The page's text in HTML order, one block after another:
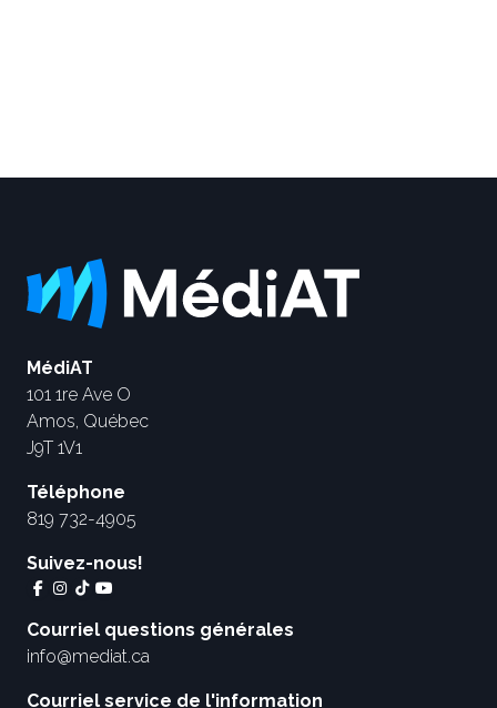
MédiAT
101 1re Ave O
Amos, Québec
J9T 1V1
Téléphone
819 732-4905
Suivez-nous!
Courriel questions générales
info@mediat.ca
Courriel service de l'information